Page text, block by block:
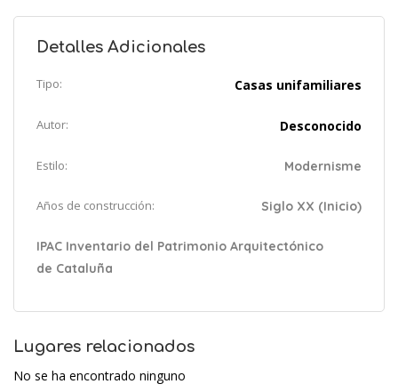
Detalles Adicionales
Tipo: Casas unifamiliares
Autor: Desconocido
Estilo: Modernisme
Años de construcción: Siglo XX (Inicio)
IPAC Inventario del Patrimonio Arquitectónico
de Cataluña
Lugares relacionados
No se ha encontrado ninguno